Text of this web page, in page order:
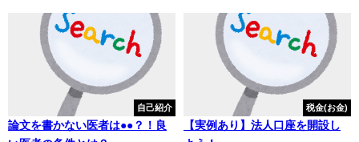
自己紹介
論文を書かない医者は●●？！良
税金(お金)
【実例あり】法人口座を開設し